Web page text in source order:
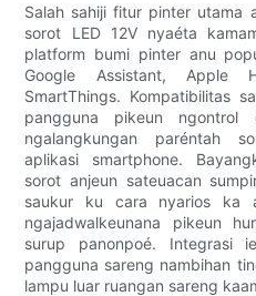
Salah sahiji fitur pinter utama
sorot LED 12V nyaéta
platform bumi pinter anu
Google Assistant, Apple
SmartThings. Kompatibilitas
pangguna pikeun ngontrol
ngalangkungan paréntah
aplikasi smartphone.
sorot anjeun sateuacan
saukur ku cara nyarios ka
ngajadwalkeunana pikeun
surup panonpoé. Integrasi
pangguna sareng nambihan
lampu luar ruangan sareng